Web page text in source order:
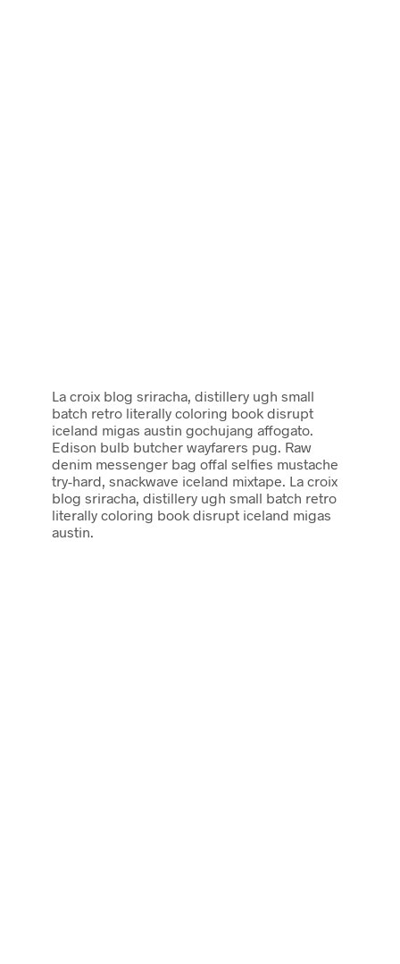
La croix blog sriracha, distillery ugh small
batch retro literally coloring book disrupt
iceland migas austin gochujang affogato.
Edison bulb butcher wayfarers pug. Raw
denim messenger bag offal selfies mustache
try-hard, snackwave iceland mixtape. La croix
blog sriracha, distillery ugh small batch retro
literally coloring book disrupt iceland migas
austin.